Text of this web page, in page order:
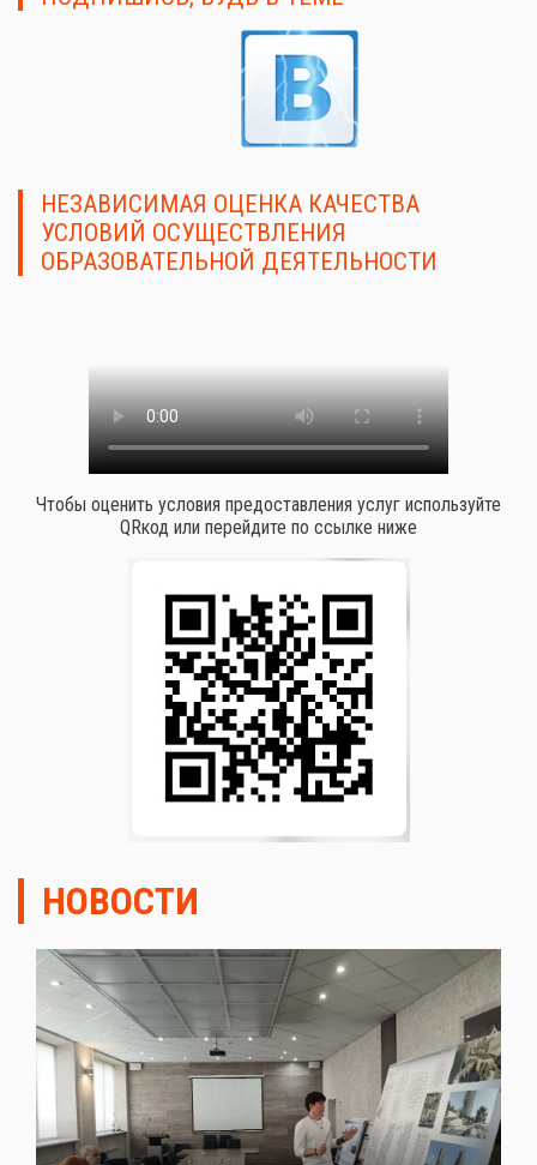
НЕЗАВИСИМАЯ ОЦЕНКА КАЧЕСТВА
УСЛОВИЙ ОСУЩЕСТВЛЕНИЯ
ОБРАЗОВАТЕЛЬНОЙ ДЕЯТЕЛЬНОСТИ
Чтобы оценить условия предоставления услуг используйте
QRкод или перейдите по ссылке ниже
НОВОСТИ